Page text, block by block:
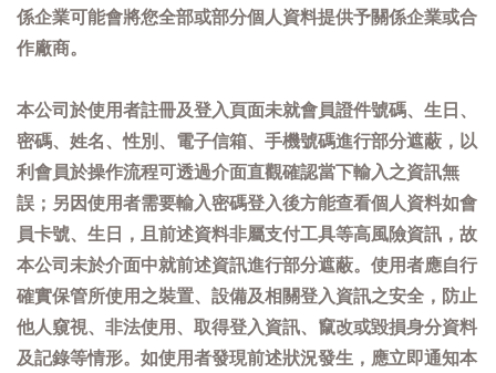
係企業可能會將您全部或部分個人資料提供予關係企業或合
作廠商。
本公司於使用者註冊及登入頁面未就會員證件號碼、生日、
密碼、姓名、性別、電子信箱、手機號碼進行部分遮蔽，以
利會員於操作流程可透過介面直觀確認當下輸入之資訊無
誤；另因使用者需要輸入密碼登入後方能查看個人資料如會
員卡號、生日，且前述資料非屬支付工具等高風險資訊，故
本公司未於介面中就前述資訊進行部分遮蔽。使用者應自行
確實保管所使用之裝置、設備及相關登入資訊之安全，防止
他人窺視、非法使用、取得登入資訊、竄改或毀損身分資料
及記錄等情形。如使用者發現前述狀況發生，應立即通知本